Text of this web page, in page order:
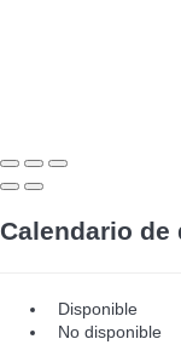
Calendario
Disponible
No disponible